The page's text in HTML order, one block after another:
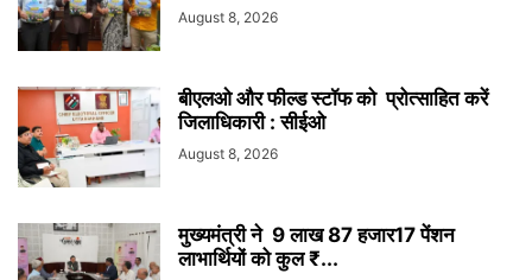
August 8, 2026
बीएलओ और फील्ड स्टॉफ को प्रोत्साहित करें
जिलाधिकारी : सीईओ
August 8, 2026
मुख्यमंत्री ने 9 लाख 87 हजार17 पेंशन
लाभार्थियों को कुल ₹...